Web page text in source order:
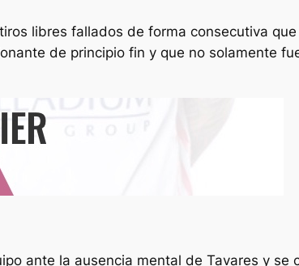
libres fallados de forma consecutiva
de principio fin y que no solamente
ante la ausencia mental de Tavares y se